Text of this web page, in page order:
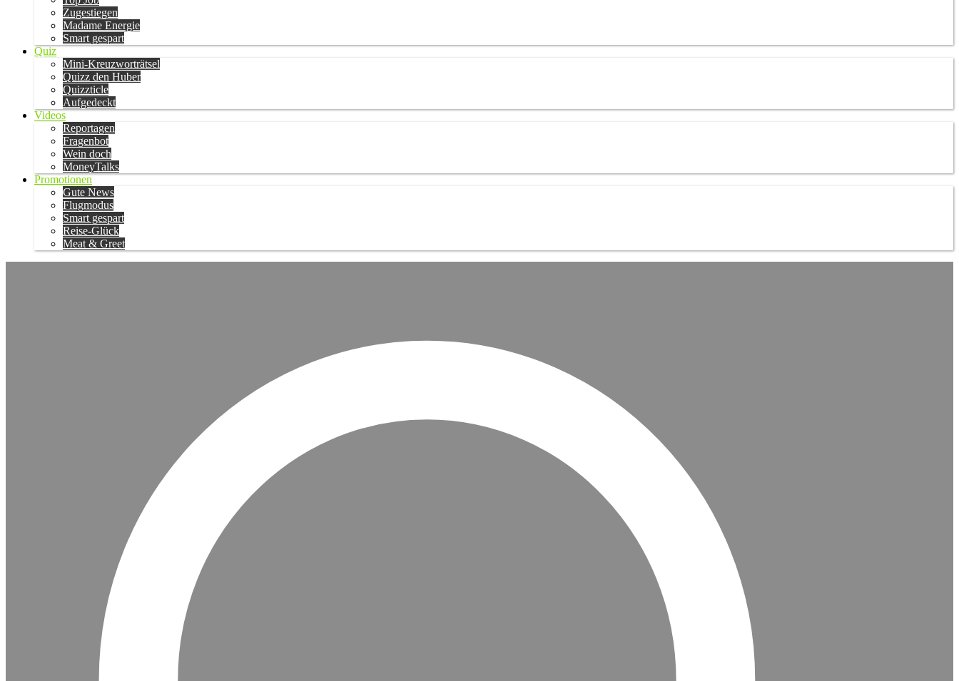
Zugestiegen
Madame Energie
Smart gespart
Quiz
Mini-Kreuzworträtsel
Quizz den Huber
Quizzticle
Aufgedeckt
Videos
Reportagen
Fragenbot
Wein doch
MoneyTalks
Promotionen
Gute News
Flugmodus
Smart gespart
Reise-Glück
Meat & Greet